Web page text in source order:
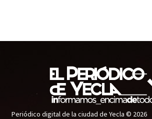
Periódico digital de la ciudad de Yecla © 2026